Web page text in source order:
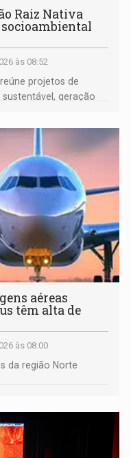
Raiz Nativa
socioambiental
às 08:52
projetos de
geração
aéreas
têm alta de
às 08:00
da região Norte